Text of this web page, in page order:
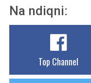
Na ndiqni:
Top Channel